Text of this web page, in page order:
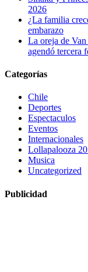
2026
¿La familia
embarazo
La oreja de
agendó tercera
Categorías
Chile
Deportes
Espectaculos
Eventos
Internacionales
Lollapalooza
Musica
Uncategorized
Publicidad